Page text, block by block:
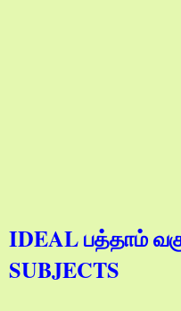
IDEAL பத்தாம்
SUBJECTS